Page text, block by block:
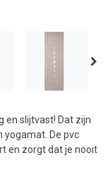
en slijtvast! Dat zijn
yogamat. De pvc
en zorgt dat je nooit